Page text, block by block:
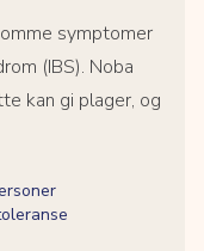
symptomer
(IBS). Noba
kan gi plager, og